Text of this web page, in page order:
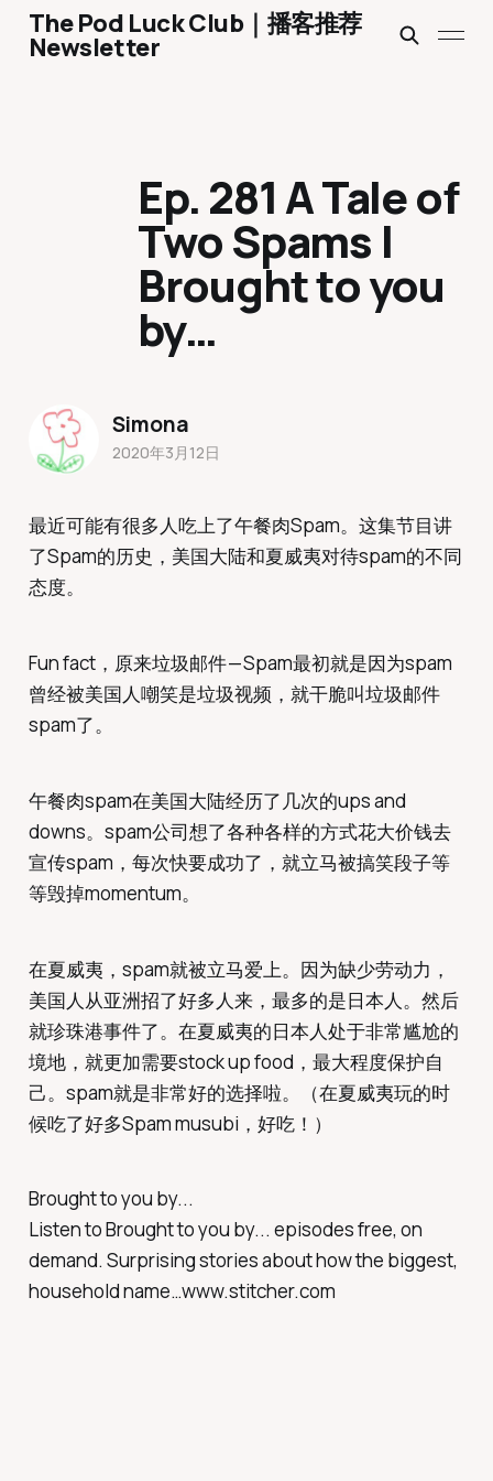
The Pod Luck Club｜播客推荐
Newsletter
最近可能有很多人吃上了午餐肉Spam。这集节目讲
了Spam的历史，美国大陆和夏威夷对待spam的不同
态度。
Fun fact，原来垃圾邮件 — Spam最初就是因为spam
曾经被美国人嘲笑是垃圾视频，就干脆叫垃圾邮件
spam了。
午餐肉spam在美国大陆经历了几次的ups and
downs。spam公司想了各种各样的方式花大价钱去
宣传spam，每次快要成功了，就立马被搞笑段子等
等毁掉momentum。
在夏威夷，spam就被立马爱上。因为缺少劳动力，
美国人从亚洲招了好多人来，最多的是日本人。然后
就珍珠港事件了。在夏威夷的日本人处于非常尴尬的
境地，就更加需要stock up food，最大程度保护自
己。spam就是非常好的选择啦。（在夏威夷玩的时
候吃了好多Spam musubi，好吃！）
Brought to you by...
Listen to Brought to you by... episodes free, on
demand. Surprising stories about how the biggest,
household name…www.stitcher.com
Ep. 281 A Tale of
Two Spams |
Brought to you
by…
Simona
2020年3月12日